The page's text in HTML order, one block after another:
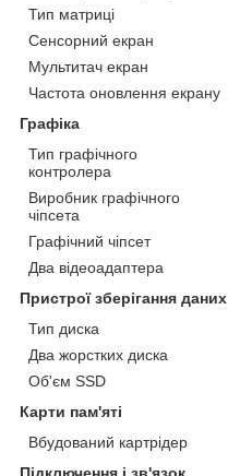
Тип матриці
Сенсорний екран
Мультитач екран
Частота оновлення екрану
Графіка
Тип графічного
контролера
Виробник графічного
чіпсета
Графічний чіпсет
Два відеоадаптера
Пристрої зберігання даних
Тип диска
Два жорстких диска
Об'єм SSD
Карти пам'яті
Вбудований картрідер
Підключення і зв'язок